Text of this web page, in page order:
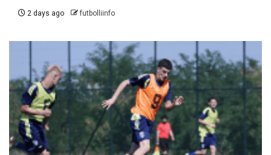
2 days ago futbolliinfo